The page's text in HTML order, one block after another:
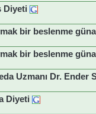
Diyeti
bir beslenme
bir beslenme
Uzmanı Dr. Ender
Diyeti